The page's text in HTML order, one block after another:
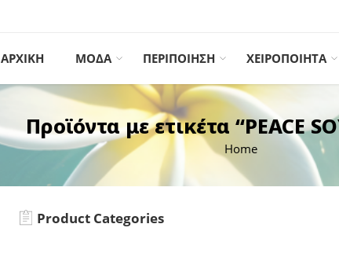
ΑΡΧΙΚΗ ΜΟΔΑ ΠΕΡΙΠΟΙΗΣΗ ΧΕΙΡΟΠΟΙΗΤΑ
Προϊόντα με ετικέτα “PEACE
Home
Product Categories